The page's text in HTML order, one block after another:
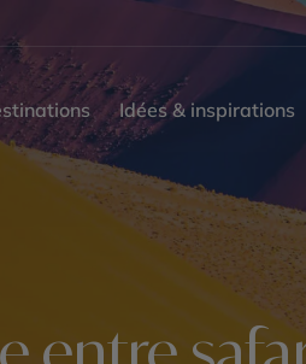
Idées & inspirations